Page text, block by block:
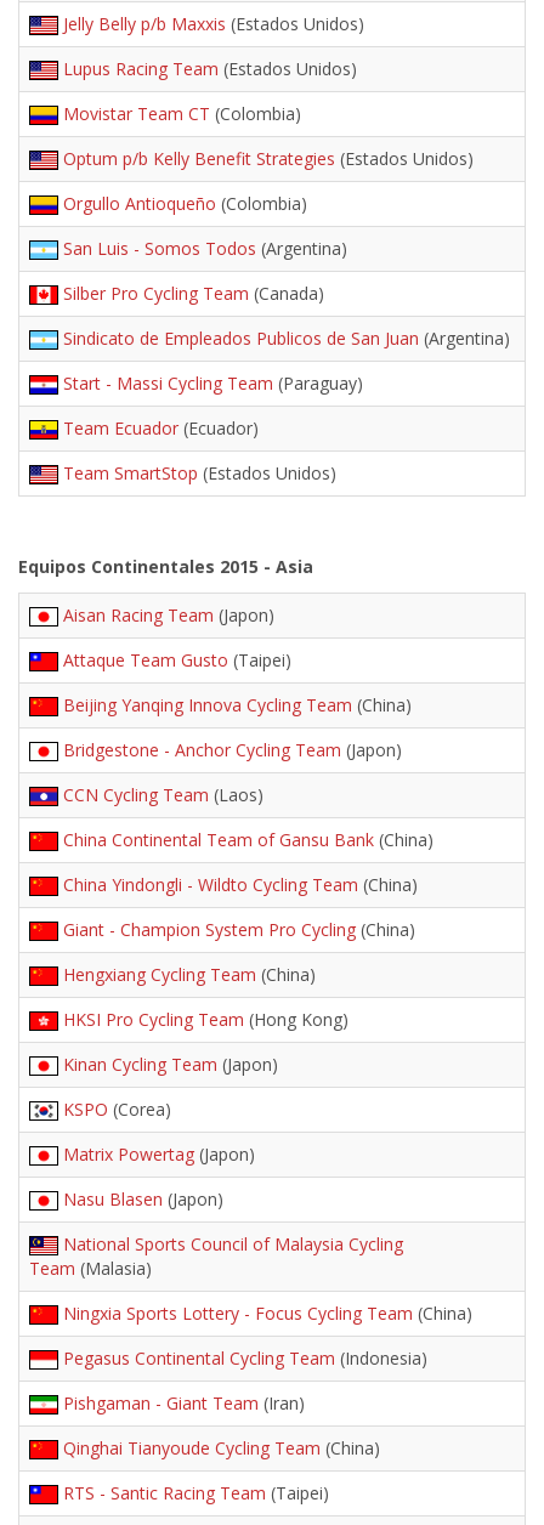
Jelly Belly p/b Maxxis (Estados Unidos)
Lupus Racing Team (Estados Unidos)
Movistar Team CT (Colombia)
Optum p/b Kelly Benefit Strategies (Estados Unidos)
Orgullo Antioqueño (Colombia)
San Luis - Somos Todos (Argentina)
Silber Pro Cycling Team (Canada)
Sindicato de Empleados Publicos de San Juan (Argentina)
Start - Massi Cycling Team (Paraguay)
Team Ecuador (Ecuador)
Team SmartStop (Estados Unidos)
Equipos Continentales 2015 - Asia
Aisan Racing Team (Japon)
Attaque Team Gusto (Taipei)
Beijing Yanqing Innova Cycling Team (China)
Bridgestone - Anchor Cycling Team (Japon)
CCN Cycling Team (Laos)
China Continental Team of Gansu Bank (China)
China Yindongli - Wildto Cycling Team (China)
Giant - Champion System Pro Cycling (China)
Hengxiang Cycling Team (China)
HKSI Pro Cycling Team (Hong Kong)
Kinan Cycling Team (Japon)
KSPO (Corea)
Matrix Powertag (Japon)
Nasu Blasen (Japon)
National Sports Council of Malaysia Cycling
Team (Malasia)
Ningxia Sports Lottery - Focus Cycling Team (China)
Pegasus Continental Cycling Team (Indonesia)
Pishgaman - Giant Team (Iran)
Qinghai Tianyoude Cycling Team (China)
RTS - Santic Racing Team (Taipei)